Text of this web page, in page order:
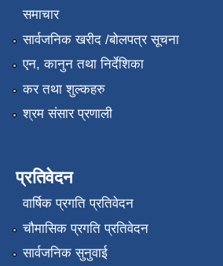
समाचार
सार्वजनिक खरीद /बोलपत्र सूचना
एन, कानुन तथा निर्देशिका
कर तथा शुल्कहरु
श्रम संसार प्रणाली
प्रतिवेदन
वार्षिक प्रगति प्रतिवेदन
चौमासिक प्रगति प्रतिवेदन
सार्वजनिक सुनुवाई